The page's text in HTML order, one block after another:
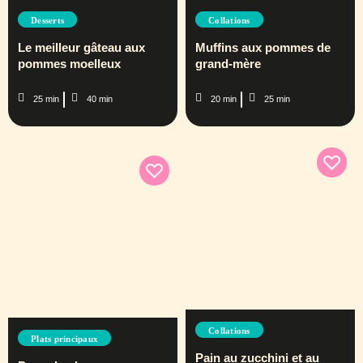
Desserts
Le meilleur gâteau aux
pommes moelleux
25 min 40 min
Collations
Muffins aux pommes de
grand-mère
20 min 25 min
Plats principaux
Collations
Pain au zucchini et au